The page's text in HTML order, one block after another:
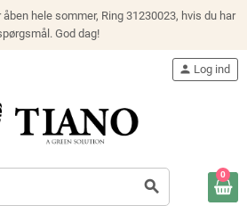
hele sommer, Ring 31230023, hvis du har
God dag!
search
person Log ind
0